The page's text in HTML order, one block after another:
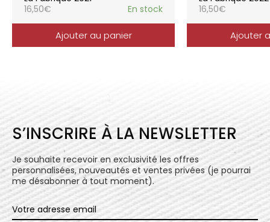
16,50€ En stock
Ajouter au panier
16,50€
Ajouter
S’INSCRIRE À LA NEWSLETTER
Je souhaite recevoir en exclusivité les offres
personnalisées, nouveautés et ventes privées (je pourrai
me désabonner à tout moment).